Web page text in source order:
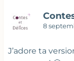
8
J’adore ta